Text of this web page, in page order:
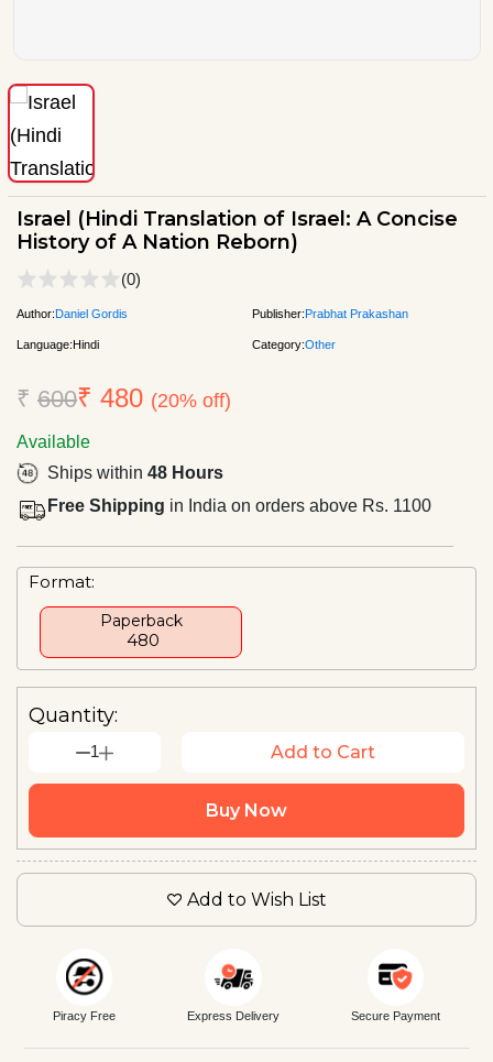
Israel (Hindi Translation of Israel: A Concise
History of A Nation Reborn)
(0)
Author:Daniel Gordis Publisher:Prabhat Prakashan
Language:Hindi Category:Other
₹ 600₹ 480 (20% off)
Available
Ships within 48 Hours
Free Shipping in India on orders above Rs. 1100
Format:
Paperback
₹ 480
Quantity:
1 Add to Cart
Buy Now
Add to Wish List
Piracy Free Express Delivery Secure Payment